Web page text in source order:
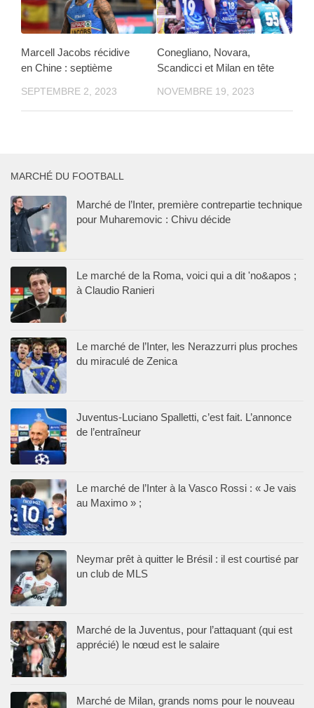
Marcell Jacobs récidive
en Chine : septième
SEPTEMBRE 2, 2023
Conegliano, Novara,
Scandicci et Milan en tête
NOVEMBRE 19, 2023
MARCHÉ DU FOOTBALL
Marché de l’Inter, première contrepartie technique
pour Muharemovic : Chivu décide
Le marché de la Roma, voici qui a dit 'no&apos ;
à Claudio Ranieri
Le marché de l’Inter, les Nerazzurri plus proches
du miraculé de Zenica
Juventus-Luciano Spalletti, c’est fait. L’annonce
de l’entraîneur
Le marché de l’Inter à la Vasco Rossi : « Je vais
au Maximo » ;
Neymar prêt à quitter le Brésil : il est courtisé par
un club de MLS
Marché de la Juventus, pour l’attaquant (qui est
apprécié) le nœud est le salaire
Marché de Milan, grands noms pour le nouveau